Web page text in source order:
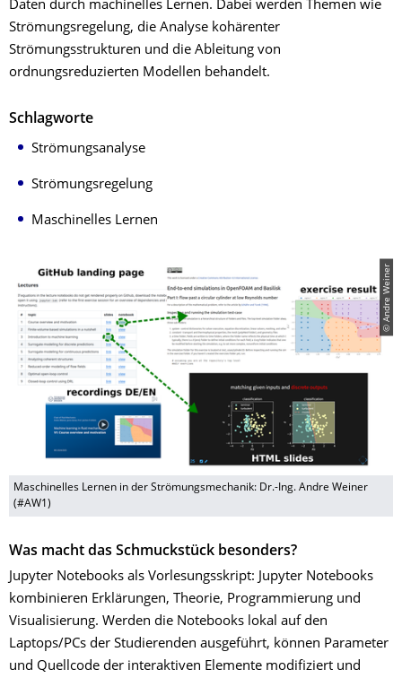
Daten durch machinelles Lernen. Dabei werden Themen wie
Strömungsregelung, die Analyse kohärenter
Strömungsstrukturen und die Ableitung von
ordnungsreduzierten Modellen behandelt.
Schlagworte
Strömungsanalyse
Strömungsregelung
Maschinelles Lernen
© Andre Weiner
Maschinelles Lernen in der Strömungsmecha­nik: Dr.-Ing. Andre Weiner
(#AW1)
Was macht das Schmuckstück besonders?
Jupyter Notebooks als Vorlesungsskript: Jupyter Notebooks
kombinieren Erklärungen, Theorie, Programmierung und
Visualisierung. Werden die Notebooks lokal auf den
Laptops/PCs der Studierenden ausgeführt, können Parameter
und Quellcode der interaktiven Elemente modifiziert und